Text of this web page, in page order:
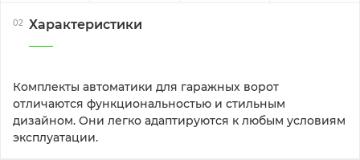
02 Характеристики
Комплекты автоматики для гаражных ворот
отличаются функциональностью и стильным
дизайном. Они легко адаптируются к любым условиям
эксплуатации.